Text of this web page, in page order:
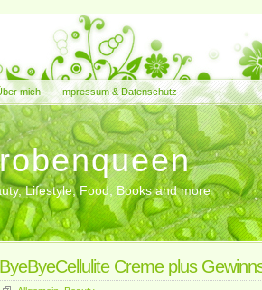
mich Impressum & Datenschutz
Lifestyle, Food, Books and more
ByeByeCellulite Creme plus